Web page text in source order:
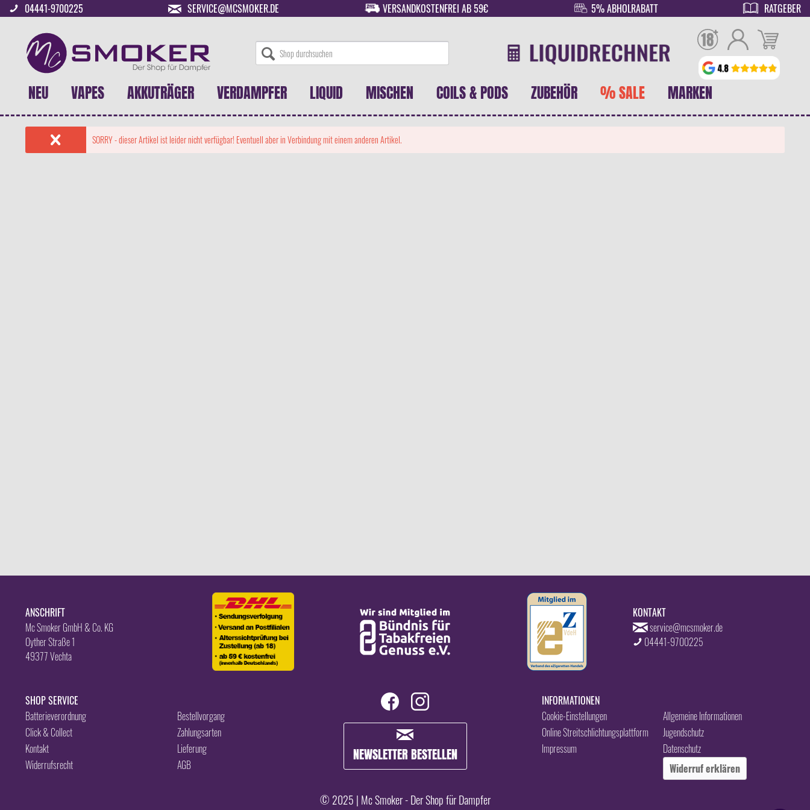
04441-9700225 SERVICE@MCSMOKER.DE VERSANDKOSTENFREI AB 59€ 5% ABHOLRABATT RATGEBER
NEU VAPES AKKUTRÄGER VERDAMPFER LIQUID MISCHEN COILS & PODS ZUBEHÖR % SALE MARKEN
SORRY - dieser Artikel ist leider nicht verfügbar! Eventuell aber in Verbindung mit einem anderen Artikel.
ANSCHRIFT
Mc Smoker GmbH & Co. KG
Oyther Straße 1
49377 Vechta
KONTAKT
service@mcsmoker.de
04441-9700225
SHOP SERVICE
Batterieverordnung
Bestellvorgang
Click & Collect
Zahlungsarten
Kontakt
Lieferung
Widerrufsrecht
AGB
NEWSLETTER BESTELLEN
INFORMATIONEN
Allgemeine Informationen
Cookie-Einstellungen
Jugendschutz
Online Streitschlichtungsplattform
Datenschutz
Impressum
Widerruf erklären
© 2025 | Mc Smoker - Der Shop für Dampfer